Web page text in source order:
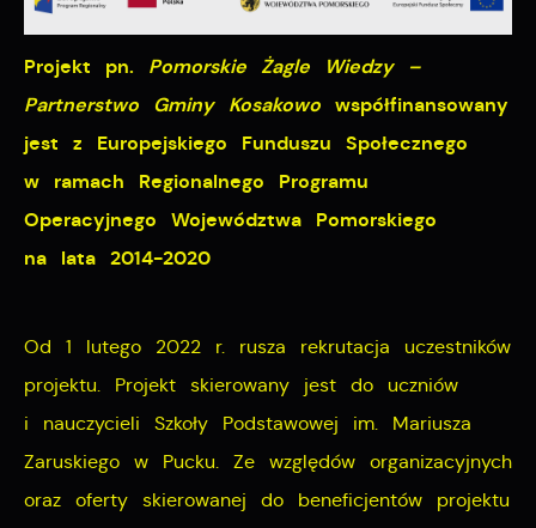
Projekt pn. Pomorskie Żagle Wiedzy –
Partnerstwo Gminy Kosakowo współfinansowany
jest z Europejskiego Funduszu Społecznego
w ramach Regionalnego Programu
Operacyjnego Województwa Pomorskiego
na lata 2014-2020
Od 1 lutego 2022 r. rusza rekrutacja uczestników
projektu. Projekt skierowany jest do uczniów
i nauczycieli Szkoły Podstawowej im. Mariusza
Zaruskiego w Pucku. Ze względów organizacyjnych
oraz oferty skierowanej do beneficjentów projektu
Cookies analityczne pozwalają na uzyskanie informacji
w zakresie wykorzystywania witryny internetowej,
nasze serwisy www. Dane pozwalają nam na ocenę
naszych serwisów internetowych pod względem ich
popularności wśród użytkowników. Zgromadzone
informacje są przetwarzane w formie zanonimizowanej.
Więcej
najciekawsze informacje i aktualności na stronach
naszych partnerów.
Promocyjne pliki cookies służą do prezentowania Ci
upodobań oraz Twoich zwyczajów dotyczących
przeglądanej witryny internetowej. Treści promocyjne
mogą pojawić się na stronach podmiotów trzecich lub
firm będących naszymi partnerami oraz innych
Więcej